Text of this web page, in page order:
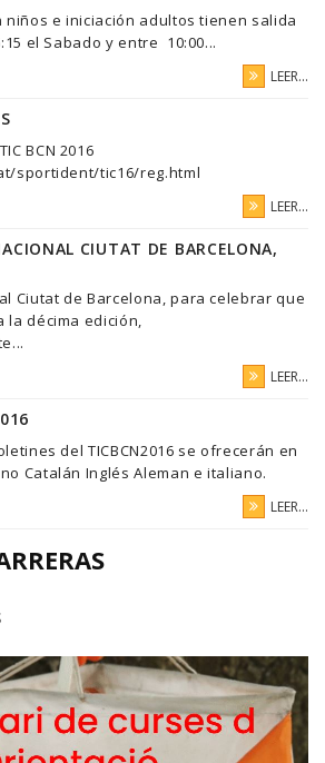
niños e iniciación adultos tienen salida
el Sabado y entre 10:00...
LEER...
BCN 2016
sportident/tic16/reg.html
LEER...
CIUTAT DE BARCELONA,
Ciutat de Barcelona, para celebrar que
la décima edición,
LEER...
del TICBCN2016 se ofrecerán en
Catalán Inglés Aleman e italiano.
LEER...